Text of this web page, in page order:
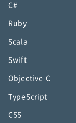
C#
Ruby
Scala
Swift
Objective-C
TypeScript
CSS